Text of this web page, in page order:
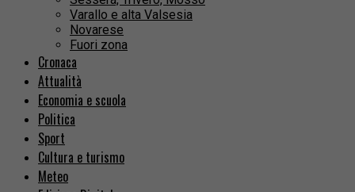
Varallo e alta Valsesia
Novarese
Fuori zona
Cronaca
Attualità
Economia e scuola
Politica
Sport
Cultura e turismo
Meteo